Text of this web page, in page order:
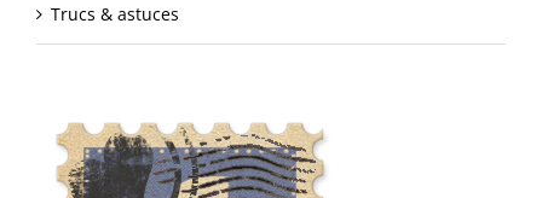
Trucs & astuces